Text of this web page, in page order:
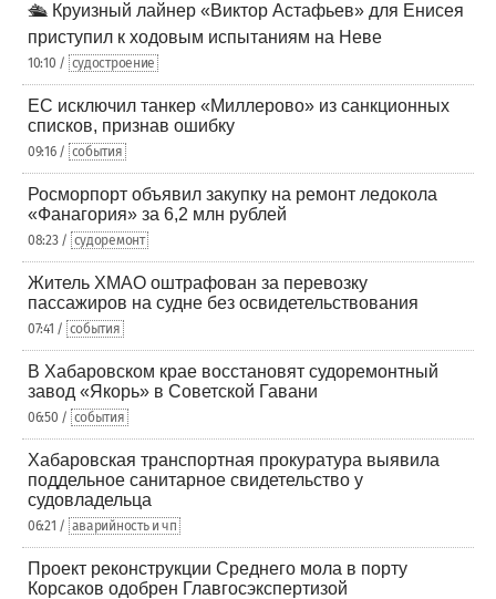
🛳️ Круизный лайнер «Виктор Астафьев» для Енисея
приступил к ходовым испытаниям на Неве
10:10 / судостроение
ЕС исключил танкер «Миллерово» из санкционных
списков, признав ошибку
09:16 / события
Росморпорт объявил закупку на ремонт ледокола
«Фанагория» за 6,2 млн рублей
08:23 / судоремонт
Житель ХМАО оштрафован за перевозку
пассажиров на судне без освидетельствования
07:41 / события
В Хабаровском крае восстановят судоремонтный
завод «Якорь» в Советской Гавани
06:50 / события
Хабаровская транспортная прокуратура выявила
поддельное санитарное свидетельство у
судовладельца
06:21 / аварийность и чп
Проект реконструкции Среднего мола в порту
Корсаков одобрен Главгосэкспертизой